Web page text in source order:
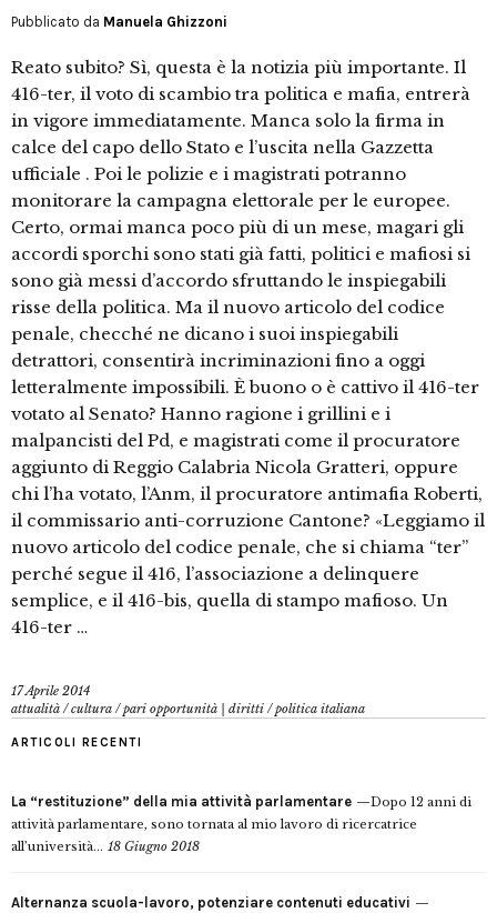
Pubblicato da Manuela Ghizzoni
Reato subito? Sì, questa è la notizia più importante. Il
416-ter, il voto di scambio tra politica e mafia, entrerà
in vigore immediatamente. Manca solo la firma in
calce del capo dello Stato e l’uscita nella Gazzetta
ufficiale . Poi le polizie e i magistrati potranno
monitorare la campagna elettorale per le europee.
Certo, ormai manca poco più di un mese, magari gli
accordi sporchi sono stati già fatti, politici e mafiosi si
sono già messi d’accordo sfruttando le inspiegabili
risse della politica. Ma il nuovo articolo del codice
penale, checché ne dicano i suoi inspiegabili
detrattori, consentirà incriminazioni fino a oggi
letteralmente impossibili. È buono o è cattivo il 416-ter
votato al Senato? Hanno ragione i grillini e i
malpancisti del Pd, e magistrati come il procuratore
aggiunto di Reggio Calabria Nicola Gratteri, oppure
chi l’ha votato, l’Anm, il procuratore antimafia Roberti,
il commissario anti-corruzione Cantone? «Leggiamo il
nuovo articolo del codice penale, che si chiama “ter”
perché segue il 416, l’associazione a delinquere
semplice, e il 416-bis, quella di stampo mafioso. Un
416-ter …
17 Aprile 2014
attualità /cultura /pari opportunità | diritti /politica italiana
ARTICOLI RECENTI
La “restituzione” della mia attività parlamentare
Dopo 12 anni di
attività parlamentare, sono tornata al mio lavoro di ricercatrice
all’università... 18 Giugno 2018
Alternanza scuola-lavoro, potenziare contenuti educativi